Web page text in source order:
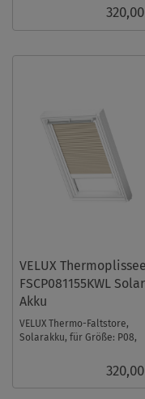
VELUX Thermoplissee
FSCP081155KWL
Akku
VELUX Thermo-Faltstore,
Solarakku, für Größe: P08,